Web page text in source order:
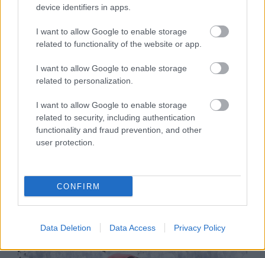
device identifiers in apps.
I want to allow Google to enable storage
related to functionality of the website or app.
I want to allow Google to enable storage
related to personalization.
I want to allow Google to enable storage
related to security, including authentication
functionality and fraud prevention, and other
user protection.
CONFIRM
Data Deletion Data Access Privacy Policy
A NAPOKBAN BEFEJEZŐDIK A GYŐRI
DÍSZKIVILÁGÍTÁS LEKAPCSOLÁSA
A város 77 helyszínén zajlik a munkavégzés, a Győr
Projekt kezelésében lévő épületek egy részét is